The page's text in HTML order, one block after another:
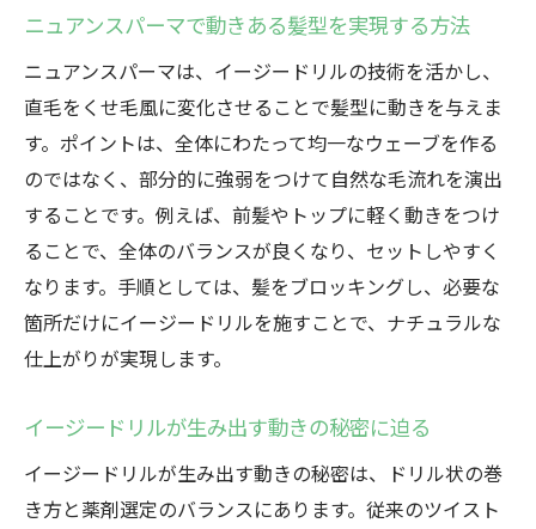
ニュアンスパーマで動きある髪型を実現する方法
ニュアンスパーマは、イージードリルの技術を活かし、
直毛をくせ毛風に変化させることで髪型に動きを与えま
す。ポイントは、全体にわたって均一なウェーブを作る
のではなく、部分的に強弱をつけて自然な毛流れを演出
することです。例えば、前髪やトップに軽く動きをつけ
ることで、全体のバランスが良くなり、セットしやすく
なります。手順としては、髪をブロッキングし、必要な
箇所だけにイージードリルを施すことで、ナチュラルな
仕上がりが実現します。
イージードリルが生み出す動きの秘密に迫る
イージードリルが生み出す動きの秘密は、ドリル状の巻
き方と薬剤選定のバランスにあります。従来のツイスト